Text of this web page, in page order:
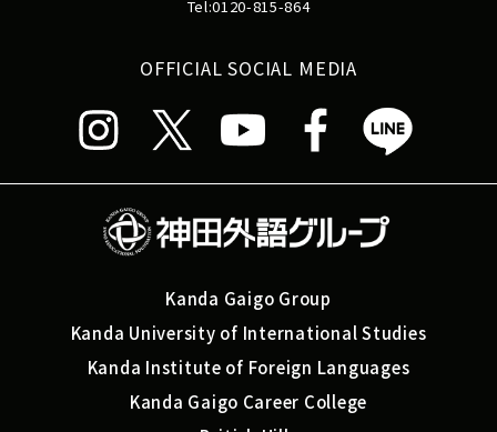
Tel:0120-815-864
OFFICIAL SOCIAL MEDIA
Kanda Gaigo Group
Kanda University of International Studies
Kanda Institute of Foreign Languages
Kanda Gaigo Career College